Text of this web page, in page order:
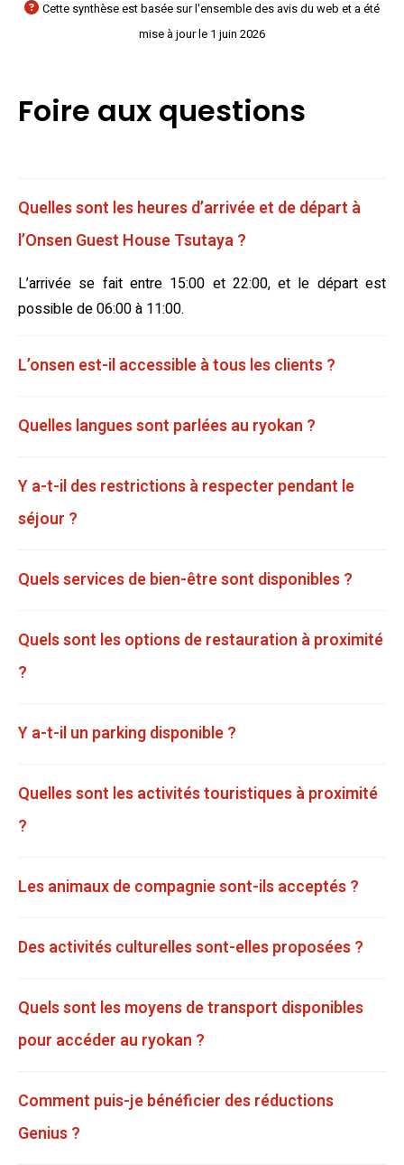
Cette synthèse est basée sur l'ensemble des avis du web et a été
mise à jour le 1 juin 2026
Foire aux questions
Quelles sont les heures d’arrivée et de départ à
l’Onsen Guest House Tsutaya ?
L’arrivée se fait entre 15:00 et 22:00, et le départ est
possible de 06:00 à 11:00.
L’onsen est-il accessible à tous les clients ?
Quelles langues sont parlées au ryokan ?
Y a-t-il des restrictions à respecter pendant le
séjour ?
Quels services de bien-être sont disponibles ?
Quels sont les options de restauration à proximité
?
Y a-t-il un parking disponible ?
Quelles sont les activités touristiques à proximité
?
Les animaux de compagnie sont-ils acceptés ?
Des activités culturelles sont-elles proposées ?
Quels sont les moyens de transport disponibles
pour accéder au ryokan ?
Comment puis-je bénéficier des réductions
Genius ?